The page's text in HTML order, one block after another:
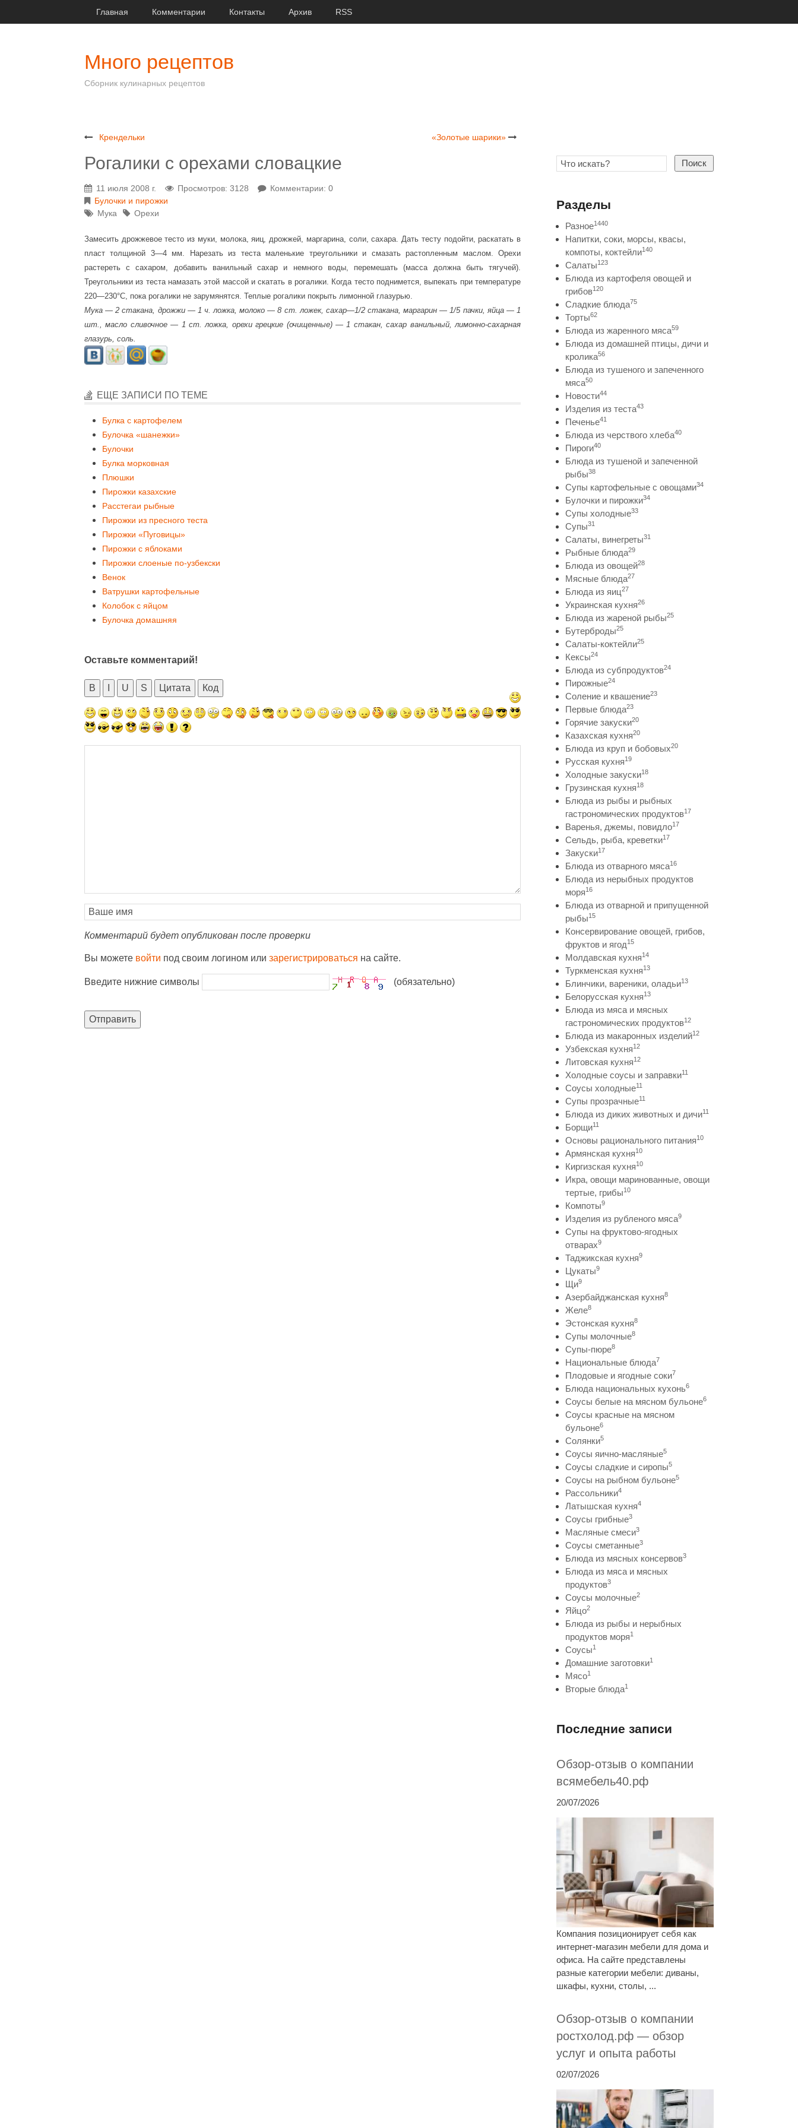
Главная Комментарии Контакты Архив RSS
Много рецептов
Сборник кулинарных рецептов
Крендельки «Золотые шарики»
Рогалики с орехами словацкие
11 июля 2008 г. Просмотров: 3128
Комментарии: 0
Булочки и пирожки
Мука
Орехи
Замесить дрожжевое тесто из муки, молока, яиц, дрожжей, маргарина, соли, сахара. Дать тесту подойти, раскатать в
пласт толщиной 3—4 мм. Нарезать из теста маленькие треугольники и смазать растопленным маслом. Орехи
растереть с сахаром, добавить ванильный сахар и немного воды, перемешать (масса должна быть тягучей).
Треугольники из теста намазать этой массой и скатать в рогалики. Когда тесто поднимется, выпекать при температуре
220—230°С, пока рогалики не зарумянятся. Теплые рогалики покрыть лимонной глазурью.
Мука — 2 стакана, дрожжи — 1 ч. ложка, молоко — 8 ст. ложек, сахар—1/2 стакана, маргарин — 1/5 пачки, яйца — 1
шт., масло сливочное — 1 ст. ложка, орехи грецкие (очищенные) — 1 стакан, сахар ванильный, лимонно-сахарная
глазурь, соль.
ЕЩЕ ЗАПИСИ ПО ТЕМЕ
Булка с картофелем
Булочка «шанежки»
Булочки
Булка морковная
Плюшки
Пирожки казахские
Расстегаи рыбные
Пирожки из пресного теста
Пирожки «Пуговицы»
Пирожки с яблоками
Пирожки слоеные по-узбекски
Венок
Ватрушки картофельные
Колобок с яйцом
Булочка домашняя
Оставьте комментарий!
B U S Цитата Код
Комментарий будет опубликован после проверки
Вы можете войти под своим логином или зарегистрироваться на сайте.
Введите нижние символы (обязательно)
Отправить
Поиск
Разделы
Разное1440
Напитки, соки, морсы, квасы,
компоты, коктейли140
Салаты123
Блюда из картофеля овощей и
грибов120
Сладкие блюда75
Торты62
Блюда из жаренного мяса59
Блюда из домашней птицы, дичи и
кролика56
Блюда из тушеного и запеченного
мяса50
Новости44
Изделия из теста43
Печенье41
Блюда из черствого хлеба40
Пироги40
Блюда из тушеной и запеченной
рыбы38
Супы картофельные с овощами34
Булочки и пирожки34
Супы холодные33
Супы31
Салаты, винегреты31
Рыбные блюда29
Блюда из овощей28
Мясные блюда27
Блюда из яиц27
Украинская кухня26
Блюда из жареной рыбы25
Бутерброды25
Салаты-коктейли25
Кексы24
Блюда из субпродуктов24
Пирожные24
Соление и квашение23
Первые блюда23
Горячие закуски20
Казахская кухня20
Блюда из круп и бобовых20
Русская кухня19
Холодные закуски18
Грузинская кухня18
Блюда из рыбы и рыбных
гастрономических продуктов17
Варенья, джемы, повидло17
Сельдь, рыба, креветки17
Закуски17
Блюда из отварного мяса16
Блюда из нерыбных продуктов
моря16
Блюда из отварной и припущенной
рыбы15
Консервирование овощей, грибов,
фруктов и ягод15
Молдавская кухня14
Туркменская кухня13
Блинчики, вареники, оладьи13
Белорусская кухня13
Блюда из мяса и мясных
гастрономических продуктов12
Блюда из макаронных изделий12
Узбекская кухня12
Литовская кухня12
Холодные соусы и заправки11
Соусы холодные11
Супы прозрачные11
Блюда из диких животных и дичи11
Борщи11
Основы рационального питания10
Армянская кухня10
Киргизская кухня10
Икра, овощи маринованные, овощи
тертые, грибы10
Компоты9
Изделия из рубленого мяса9
Супы на фруктово-ягодных
отварах9
Таджикская кухня9
Цукаты9
Щи9
Азербайджанская кухня8
Желе8
Эстонская кухня8
Супы молочные8
Супы-пюре8
Национальные блюда7
Плодовые и ягодные соки7
Блюда национальных кухонь6
Соусы белые на мясном бульоне6
Соусы красные на мясном
бульоне6
Солянки5
Соусы яично-масляные5
Соусы сладкие и сиропы5
Соусы на рыбном бульоне5
Рассольники4
Латышская кухня4
Соусы грибные3
Масляные смеси3
Соусы сметанные3
Блюда из мясных консервов3
Блюда из мяса и мясных
продуктов3
Соусы молочные2
Яйцо2
Блюда из рыбы и нерыбных
продуктов моря1
Соусы1
Домашние заготовки1
Мясо1
Вторые блюда1
Последние записи
Обзор-отзыв о компании
всямебель40.рф
20/07/2026
Компания позиционирует себя как
интернет-магазин мебели для дома и
офиса. На сайте представлены
разные категории мебели: диваны,
шкафы, кухни, столы, ...
Обзор-отзыв о компании
ростхолод.рф — обзор
услуг и опыта работы
02/07/2026